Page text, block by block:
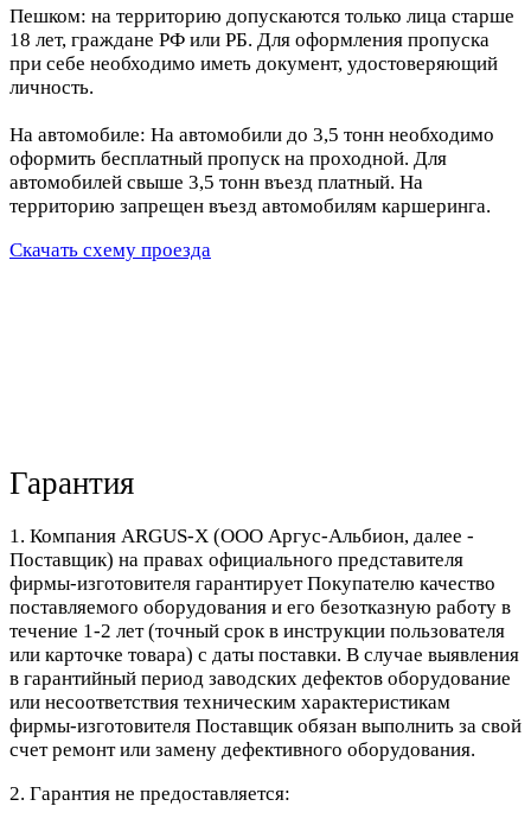
Пешком: на территорию допускаются только лица старше
18 лет, граждане РФ или РБ. Для оформления пропуска
при себе необходимо иметь документ, удостоверяющий
личность.
На автомобиле: На автомобили до 3,5 тонн необходимо
оформить бесплатный пропуск на проходной. Для
автомобилей свыше 3,5 тонн въезд платный. На
территорию запрещен въезд автомобилям каршеринга.
Скачать схему проезда
Гарантия
1. Компания ARGUS-X (ООО Аргус-Альбион, далее -
Поставщик) на правах официального представителя
фирмы-изготовителя гарантирует Покупателю качество
поставляемого оборудования и его безотказную работу в
течение 1-2 лет (точный срок в инструкции пользователя
или карточке товара) с даты поставки. В случае выявления
в гарантийный период заводских дефектов оборудование
или несоответствия техническим характеристикам
фирмы-изготовителя Поставщик обязан выполнить за свой
счет ремонт или замену дефективного оборудования.
2. Гарантия не предоставляется: